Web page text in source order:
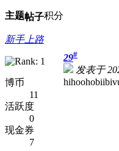
主题帖子积分
新手上路
博币
11
活跃度
0
现金券
7
29#
发表于